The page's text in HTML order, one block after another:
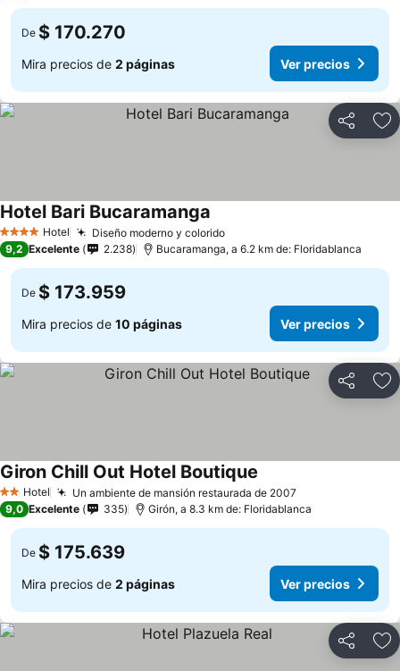
De $ 170.270
Mira precios de 2 páginas Ver precios
Compartir
4 EstrellasHotel Diseño moderno y colorido
Hotel Bari Bucaramanga
9,2 Excelente 2.238 Bucaramanga, a 6.2 km de: Floridablanca
De $ 173.959
Mira precios de 10 páginas Ver precios
Compartir
2 Estrellas
Hotel Un ambiente de mansión restaurada de 2007
Giron Chill Out Hotel Boutique
9,0 Excelente 335 Girón, a 8.3 km de: Floridablanca
De $ 175.639
Mira precios de 2 páginas Ver precios
Compartir